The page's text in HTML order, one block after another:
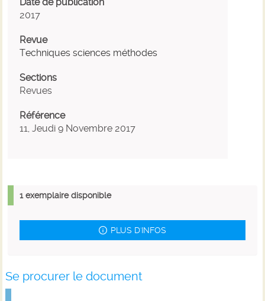
2017
Revue
Techniques sciences méthodes
Sections
Revues
Référence
11, Jeudi 9 Novembre 2017
1 exemplaire disponible
PLUS D'INFOS
Se procurer le document